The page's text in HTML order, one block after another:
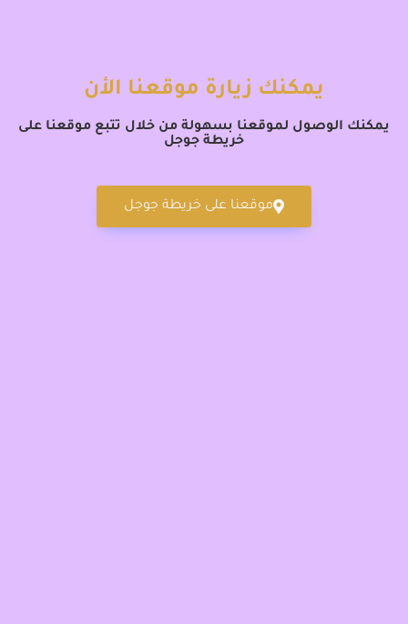
يمكنك زيارة موقعنا الأن
يمكنك الوصول لموقعنا بسهولة من خلال تتبع موقعنا على
خريطة جوجل
موقعنا على خريطة جوجل